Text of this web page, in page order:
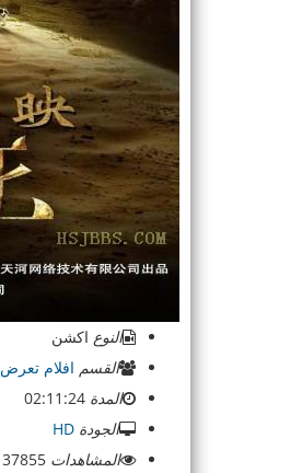
النوع اكشن
القسم افلام تعرض
المدة
الجودة
المشاهدات